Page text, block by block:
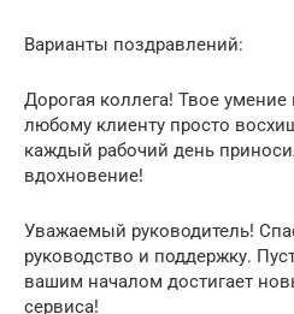
Варианты поздравлений:
Дорогая коллега! Твое умение
любому клиенту просто
каждый рабочий день
вдохновение!
Уважаемый руководитель!
руководство и поддержку.
вашим началом достигает
сервиса!